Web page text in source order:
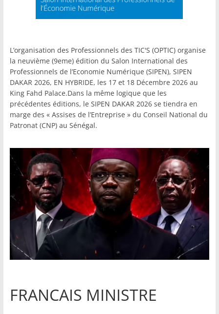
L’organisation des Professionnels des TIC'S (OPTIC) organise
la neuvième (9eme) édition du Salon International des
Professionnels de l’Economie Numérique (SIPEN), SIPEN
DAKAR 2026, EN HYBRIDE, les 17 et 18 Décembre 2026 au
King Fahd Palace.Dans la même logique que les
précédentes éditions, le SIPEN DAKAR 2026 se tiendra en
marge des « Assises de l’Entreprise » du Conseil National du
Patronat (CNP) au Sénégal.
FRANCAIS MINISTRE